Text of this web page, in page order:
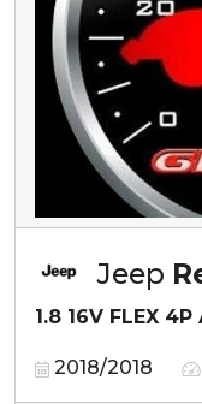
Jeep
1.8 16V FLEX
2018/2018